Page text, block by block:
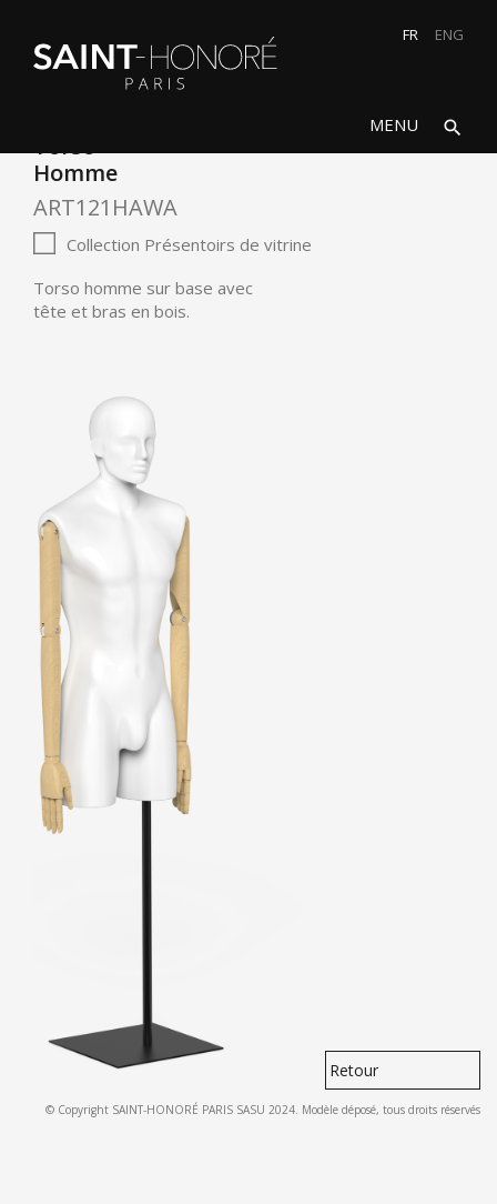
FR ENG
MENU search
Torso
Homme
ART121HAWA
Collection Présentoirs de vitrine
Torso homme sur base avec
tête et bras en bois.
Retour
© Copyright SAINT-HONORÉ PARIS SASU 2024. Modèle déposé, tous droits réservés